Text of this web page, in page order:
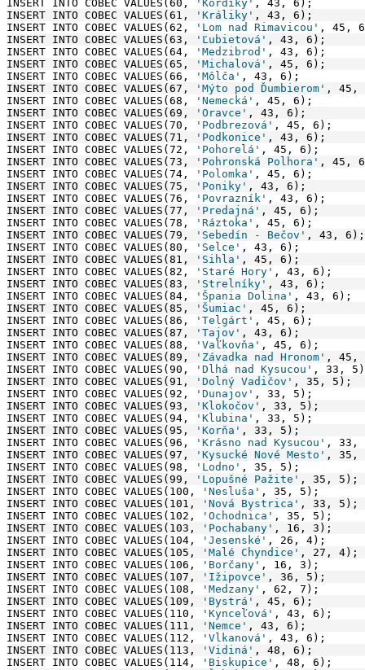
INSERT INTO COBEC VALUES(60, 'Kordíky' , 43, 6);
INSERT INTO COBEC VALUES(61,
'Králiky' , 43, 6);
INSERT INTO COBEC VALUES(62,
'Lom nad Rimavicou' , 45,
INSERT INTO COBEC VALUES(63,
'Ľubietová' , 43, 6);
INSERT INTO COBEC VALUES(64,
'Medzibrod' , 43, 6);
INSERT INTO COBEC VALUES(65,
'Michalová' , 45, 6);
INSERT INTO COBEC VALUES(66,
'Môlča' , 43, 6);
INSERT INTO COBEC VALUES(67,
'Mýto pod Ďumbierom' , 45,
INSERT INTO COBEC VALUES(68,
'Nemecká' , 45, 6);
INSERT INTO COBEC VALUES(69,
'Oravce' , 43, 6);
INSERT INTO COBEC VALUES(70,
'Podbrezová' , 45, 6);
INSERT INTO COBEC VALUES(71,
'Podkonice' , 43, 6);
INSERT INTO COBEC VALUES(72,
'Pohorelá' , 45, 6);
INSERT INTO COBEC VALUES(73,
'Pohronská Polhora' , 45,
INSERT INTO COBEC VALUES(74,
'Polomka' , 45, 6);
INSERT INTO COBEC VALUES(75,
'Poniky' , 43, 6);
INSERT INTO COBEC VALUES(76,
'Povrazník' , 43, 6);
INSERT INTO COBEC VALUES(77,
'Predajná' , 45, 6);
INSERT INTO COBEC VALUES(78,
'Ráztoka' , 45, 6);
INSERT INTO COBEC VALUES(79,
'Sebedín - Bečov' , 43, 6);
INSERT INTO COBEC VALUES(80,
'Selce' , 43, 6);
INSERT INTO COBEC VALUES(81,
'Sihla' , 45, 6);
INSERT INTO COBEC VALUES(82,
'Staré Hory' , 43, 6);
INSERT INTO COBEC VALUES(83,
'Strelníky' , 43, 6);
INSERT INTO COBEC VALUES(84,
'Špania Dolina' , 43, 6);
INSERT INTO COBEC VALUES(85,
'Šumiac' , 45, 6);
INSERT INTO COBEC VALUES(86,
'Telgárt' , 45, 6);
INSERT INTO COBEC VALUES(87,
'Tajov' , 43, 6);
INSERT INTO COBEC VALUES(88,
'Vaľkovňa' , 45, 6);
INSERT INTO COBEC VALUES(89,
'Závadka nad Hronom' , 45,
INSERT INTO COBEC VALUES(90,
'Dlhá nad Kysucou' , 33,
INSERT INTO COBEC VALUES(91,
'Dolný Vadičov' , 35, 5);
INSERT INTO COBEC VALUES(92,
'Dunajov' , 33, 5);
INSERT INTO COBEC VALUES(93,
'Klokočov' , 33, 5);
INSERT INTO COBEC VALUES(94,
'Klubina' , 33, 5);
INSERT INTO COBEC VALUES(95,
'Korňa' , 33, 5);
INSERT INTO COBEC VALUES(96,
'Krásno nad Kysucou' , 33,
INSERT INTO COBEC VALUES(97,
'Kysucké Nové Mesto' , 35,
INSERT INTO COBEC VALUES(98,
'Lodno' , 35, 5);
INSERT INTO COBEC VALUES(99,
'Lopušné Pažite' , 35, 5);
INSERT INTO COBEC VALUES(100,
'Nesluša' , 35, 5);
INSERT INTO COBEC VALUES(101,
'Nová Bystrica' , 33, 5);
INSERT INTO COBEC VALUES(102,
'Ochodnica' , 35, 5);
INSERT INTO COBEC VALUES(103,
'Pochabany' , 16, 3);
INSERT INTO COBEC VALUES(104,
'Jesenské' , 26, 4);
INSERT INTO COBEC VALUES(105,
'Malé Chyndice' , 27, 4);
INSERT INTO COBEC VALUES(106,
'Borčany' , 16, 3);
INSERT INTO COBEC VALUES(107,
'Ižipovce' , 36, 5);
INSERT INTO COBEC VALUES(108,
'Medzany' , 62, 7);
INSERT INTO COBEC VALUES(109,
'Bystrá' , 45, 6);
INSERT INTO COBEC VALUES(110,
'Kynceľová' , 43, 6);
INSERT INTO COBEC VALUES(111,
'Nemce' , 43, 6);
INSERT INTO COBEC VALUES(112,
'Vlkanová' , 43, 6);
INSERT INTO COBEC VALUES(113,
'Vidiná' , 48, 6);
INSERT INTO COBEC VALUES(114,
'Biskupice' , 48, 6);